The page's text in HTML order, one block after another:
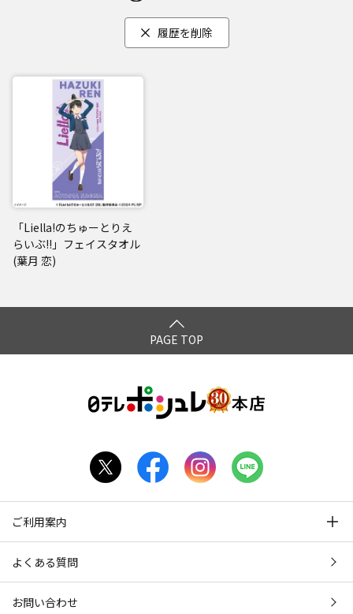
履歴を削除
「Liella!のちゅーとりえ
らいぶ!!」フェイスタオル
(葉月 恋)
PAGE TOP
ご利用案内
よくある質問
お問い合わせ